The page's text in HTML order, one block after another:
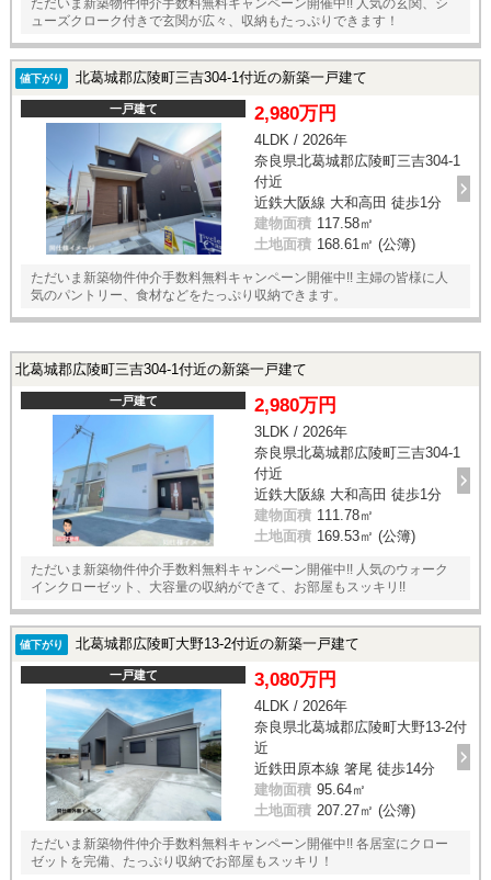
ューズクローク付きで玄関が広々、収納もたっぷりできます！
値下がり 北葛城郡広陵町三吉304-1付近の新築一戸建て
一戸建て 2,980万円
4LDK / 2026年
奈良県北葛城郡広陵町三吉304-1
付近
近鉄大阪線 大和高田 徒歩1分
建物面積 117.58㎡
土地面積 168.61㎡ (公簿)
ただいま新築物件仲介手数料無料キャンペーン開催中!! 主婦の皆様に人
気のパントリー、食材などをたっぷり収納できます。
北葛城郡広陵町三吉304-1付近の新築一戸建て
一戸建て 2,980万円
3LDK / 2026年
奈良県北葛城郡広陵町三吉304-1
付近
近鉄大阪線 大和高田 徒歩1分
建物面積 111.78㎡
土地面積 169.53㎡ (公簿)
ただいま新築物件仲介手数料無料キャンペーン開催中!! 人気のウォーク
インクローゼット、大容量の収納ができて、お部屋もスッキリ!!
値下がり 北葛城郡広陵町大野13-2付近の新築一戸建て
一戸建て 3,080万円
4LDK / 2026年
奈良県北葛城郡広陵町大野13-2付
近
近鉄田原本線 箸尾 徒歩14分
建物面積 95.64㎡
土地面積 207.27㎡ (公簿)
ただいま新築物件仲介手数料無料キャンペーン開催中!! 各居室にクロー
ゼットを完備、たっぷり収納でお部屋もスッキリ！